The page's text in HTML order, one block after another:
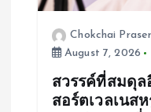
Chokchai
August 7, 2026
สวรรค์ที่สมดุล
สอร์ตเวลเนส